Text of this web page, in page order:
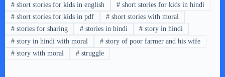
#short stories for kids in english #short stories for kids in hindi
#short stories for kids in pdf #short stories with moral
#stories for sharing #stories in hindi # story in hindi
#story in hindi with moral #story of poor farmer and his wife
#story with moral #struggle